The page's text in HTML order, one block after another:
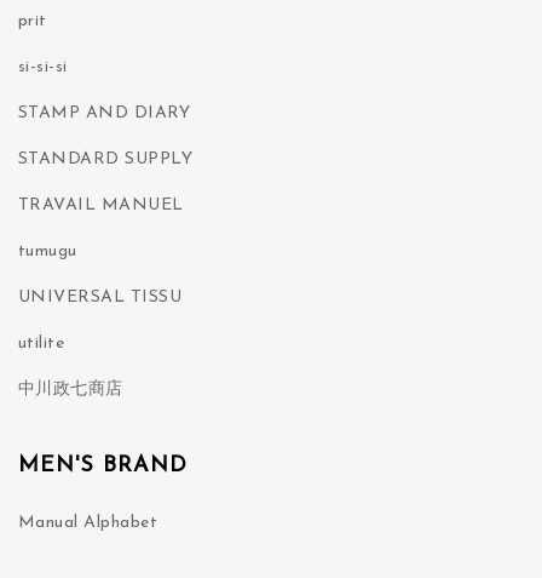
prit
si-si-si
STAMP AND DIARY
STANDARD SUPPLY
TRAVAIL MANUEL
tumugu
UNIVERSAL TISSU
utilite
中川政七商店
MEN'S BRAND
Manual Alphabet